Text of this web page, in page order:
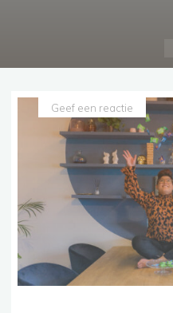
Geef een reactie